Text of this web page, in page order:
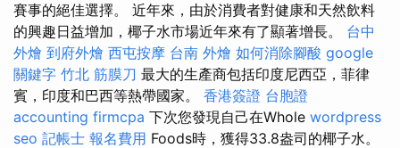
賽事的絕佳選擇。 近年來，由於消費者對健康和天然飲料
的興趣日益增加，椰子水市場近年來有了顯著增長。 台中
外燴 到府外燴 西屯按摩 台南 外燴 如何消除腳酸 google
關鍵字 竹北 筋膜刀 最大的生產商包括印度尼西亞，菲律
賓，印度和巴西等熱帶國家。 香港簽證 台胞證
accounting firmcpa 下次您發現自己在Whole wordpress
seo 記帳士 報名費用 Foods時，獲得33.8盎司的椰子水。